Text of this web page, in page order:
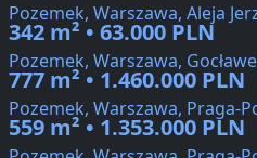
Pozemek, Warszawa, Aleja
342 m² • 63.000 PLN
Pozemek, Warszawa,
777 m² • 1.460.000 PLN
Pozemek, Warszawa, Praga-
559 m² • 1.353.000 PLN